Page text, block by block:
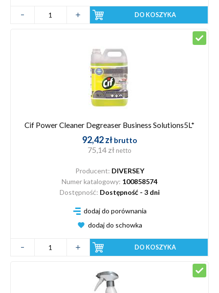
DO KOSZYKA
Cif Power Cleaner Degreaser Business Solutions5L*
92,42 zł brutto
75,14 zł netto
Producent: DIVERSEY
Numer katalogowy: 100858574
Dostępność: Dostępność - 3 dni
dodaj do porównania
dodaj do schowka
DO KOSZYKA